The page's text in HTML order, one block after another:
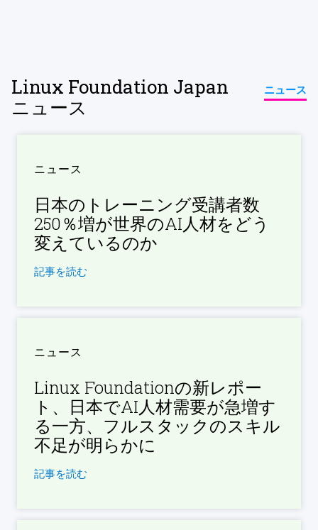
Linux Foundation Japan
ニュース
ニュース
ニュース
日本のトレーニング受講者数
250％増が世界のAI人材をどう
変えているのか
記事を読む
ニュース
Linux Foundationの新レポー
ト、日本でAI人材需要が急増す
る一方、フルスタックのスキル
不足が明らかに
記事を読む